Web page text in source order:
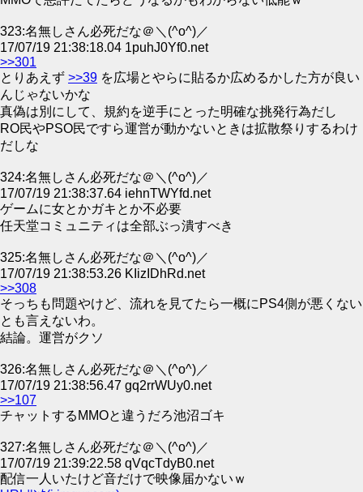
323:名無しさん必死だな＠＼(^o^)／
17/07/19 21:38:18.04 1puhJ0Yf0.net
>>301
とりあえず >>39 を広場とやらに貼るか広めるかした方が良い
んじゃないかな
真偽は別にして、規約を逆手にとった明確な挑発行為だし
RO民やPSO民ですら運営が動かないときは拡散祭りするわけ
だしな
324:名無しさん必死だな＠＼(^o^)／
17/07/19 21:38:37.64 iehnTWYfd.net
ゲームに女とかガキとか不必要
任天堂コミュニティは全部ぶっ潰すべき
325:名無しさん必死だな＠＼(^o^)／
17/07/19 21:38:53.26 KIizIDhRd.net
>>308
そっちも問題やけど、流れを見てたら一概にPS4側が悪くない
とも言えないわ。
結論。運営がクソ
326:名無しさん必死だな＠＼(^o^)／
17/07/19 21:38:56.47 gq2rrWUy0.net
>>107
チャットするMMOと違うだろ池沼ゴキ
327:名無しさん必死だな＠＼(^o^)／
17/07/19 21:39:22.58 qVqcTdyB0.net
配信一人いたけど音だけで映像届かないｗ